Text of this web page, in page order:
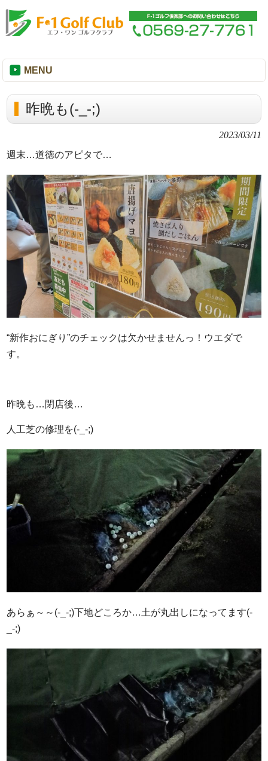
MENU
昨晩も(-_-;)
2023/03/11
週末…道徳のアピタで…
“新作おにぎり”のチェックは欠かせませんっ！ウエダで
す。
昨晩も…閉店後…
人工芝の修理を(-_-;)
あらぁ～～(-_-;)下地どころか…土が丸出しになってます(-
_-;)